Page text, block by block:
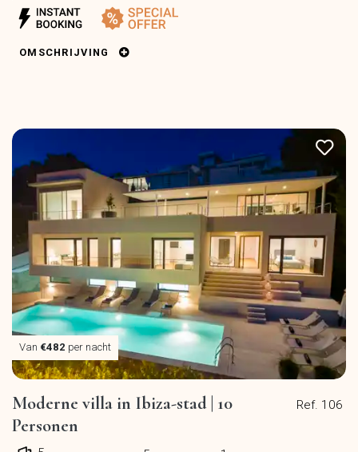
OMSCHRIJVING
Van €482 per nacht
Ref. 106
Moderne villa in Ibiza-stad | 10
Personen